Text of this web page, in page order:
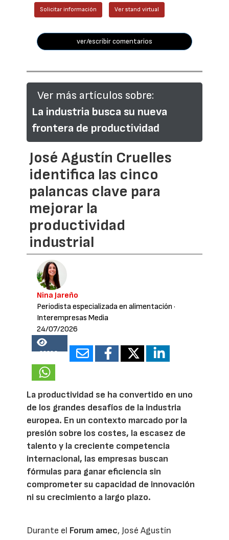
Solicitar información Ver stand virtual
ver/escribir comentarios
Ver más artículos sobre:
La industria busca su nueva
frontera de productividad
José Agustín Cruelles
identifica las cinco
palancas clave para
mejorar la
productividad
industrial
Nina Jareño
Periodista especializada en alimentación ·
Interempresas Media
24/07/2026
22388
La productividad se ha convertido en uno
de los grandes desafíos de la industria
europea. En un contexto marcado por la
presión sobre los costes, la escasez de
talento y la creciente competencia
internacional, las empresas buscan
fórmulas para ganar eficiencia sin
comprometer su capacidad de innovación
ni su crecimiento a largo plazo.
Durante el Forum amec, José Agustín